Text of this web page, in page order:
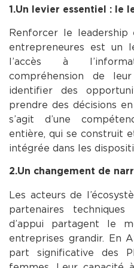
1.Un levier essentiel : le
Renforcer le leadership
entrepreneures est un
l’accès à
compréhension de
identifier des
prendre des décisions
s’agit d’une
entière, qui se construit
intégrée dans les
2.Un changement de
Les acteurs de
partenaires
d’appui partagent le
entreprises grandir. En
part significative des